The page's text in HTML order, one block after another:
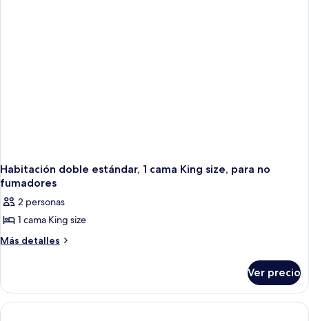
Habitación doble estándar, 1 cama King size, para no
fumadores
2 personas
1 cama King size
Más detalles
Más
doble
estándar,
1
Ver precio